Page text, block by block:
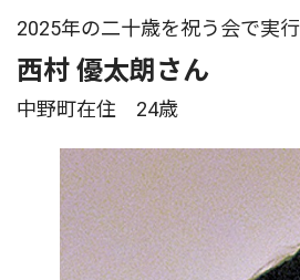
2025年の二十歳を祝う会で実
西村 優太朗さん
中野町在住 24歳